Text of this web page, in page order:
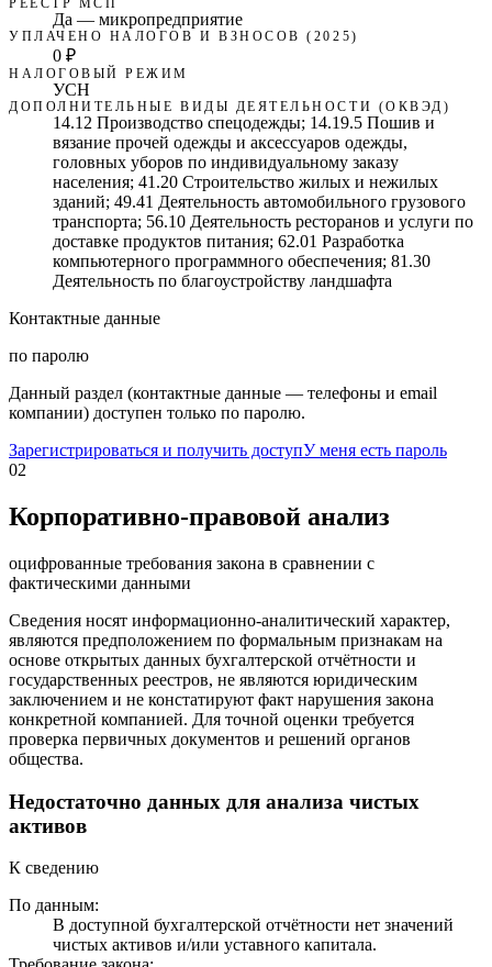
РЕЕСТР МСП
Да — микропредприятие
УПЛАЧЕНО НАЛОГОВ И ВЗНОСОВ (2025)
0 ₽
НАЛОГОВЫЙ РЕЖИМ
УСН
ДОПОЛНИТЕЛЬНЫЕ ВИДЫ ДЕЯТЕЛЬНОСТИ (ОКВЭД)
14.12 Производство спецодежды; 14.19.5 Пошив и
вязание прочей одежды и аксессуаров одежды,
головных уборов по индивидуальному заказу
населения; 41.20 Строительство жилых и нежилых
зданий; 49.41 Деятельность автомобильного грузового
транспорта; 56.10 Деятельность ресторанов и услуги по
доставке продуктов питания; 62.01 Разработка
компьютерного программного обеспечения; 81.30
Деятельность по благоустройству ландшафта
Контактные данные
по паролю
Данный раздел (контактные данные — телефоны и email
компании) доступен только по паролю.
Зарегистрироваться и получить доступУ меня есть пароль
02
Корпоративно-правовой анализ
оцифрованные требования закона в сравнении с
фактическими данными
Сведения носят информационно-аналитический характер,
являются предположением по формальным признакам на
основе открытых данных бухгалтерской отчётности и
государственных реестров, не являются юридическим
заключением и не констатируют факт нарушения закона
конкретной компанией. Для точной оценки требуется
проверка первичных документов и решений органов
общества.
Недостаточно данных для анализа чистых
активов
К сведению
По данным:
В доступной бухгалтерской отчётности нет значений
чистых активов и/или уставного капитала.